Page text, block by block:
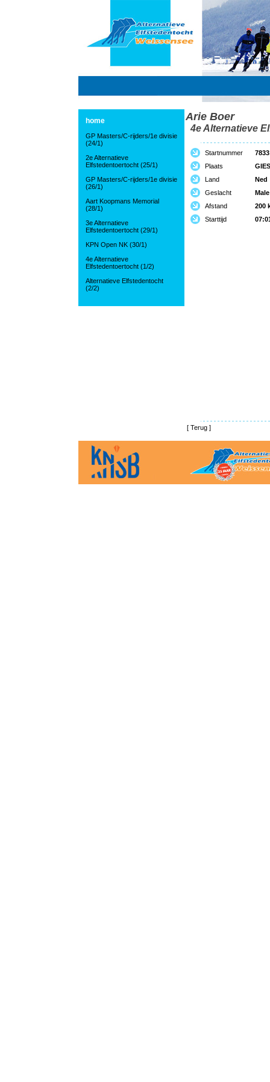
home
GP Masters/C-rijders/1e divisie
(24/1)
2e Alternatieve
Elfstedentoertocht (25/1)
GP Masters/C-rijders/1e divisie
(26/1)
Aart Koopmans Memorial
(28/1)
3e Alternatieve
Elfstedentoertocht (29/1)
KPN Open NK (30/1)
4e Alternatieve
Elfstedentoertocht (1/2)
Alternatieve Elfstedentocht
(2/2)
Arie Boer
4e Alternatieve
Startnummer
7833
Plaats
Land
Ned
Geslacht
Male
Afstand
200
Starttijd
[ Terug ]